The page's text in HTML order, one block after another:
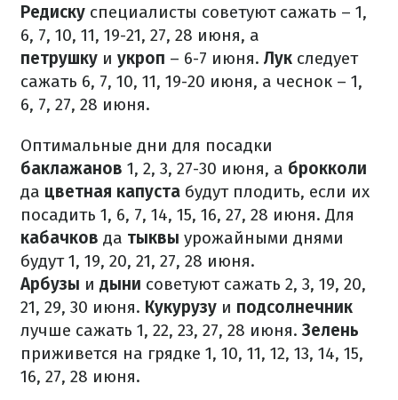
Редиску специалисты советуют сажать – 1,
6, 7, 10, 11, 19-21, 27, 28 июня, а
петрушку и укроп – 6-7 июня. Лук следует
сажать 6, 7, 10, 11, 19-20 июня, а чеснок – 1,
6, 7, 27, 28 июня.
Оптимальные дни для посадки
баклажанов 1, 2, 3, 27-30 июня, а брокколи
да цветная капуста будут плодить, если их
посадить 1, 6, 7, 14, 15, 16, 27, 28 июня. Для
кабачков да тыквы урожайными днями
будут 1, 19, 20, 21, 27, 28 июня.
Арбузы и дыни советуют сажать 2, 3, 19, 20,
21, 29, 30 июня. Кукурузу и подсолнечник
лучше сажать 1, 22, 23, 27, 28 июня. Зелень
приживется на грядке 1, 10, 11, 12, 13, 14, 15,
16, 27, 28 июня.